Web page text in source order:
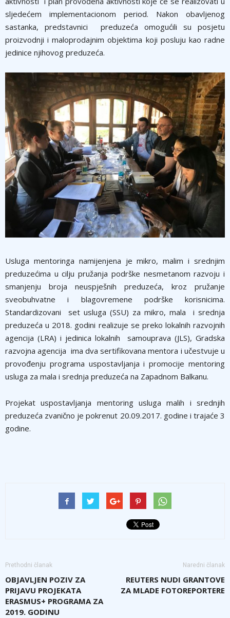
sljedećem implementacionom period. Nakon obavljenog
sastanka, predstavnici preduzeća omogućili su posjetu
proizvodnji i maloprodajnim objektima koji posluju kao radne
jedinice njihovog preduzeća.
Usluga mentoringa namijenjena je mikro, malim i srednjim
preduzećima u cilјu pružanja podrške nesmetanom razvoju i
smanjenju broja neuspješnih preduzeća, kroz pružanje
sveobuhvatne i blagovremene podrške korisnicima.
Standardizovani set usluga (SSU) za mikro, mala i srednja
preduzeća u 2018. godini realizuje se preko lokalnih razvojnih
agencija (LRA) i jedinica lokalnih samouprava (JLS), Gradska
razvojna agencija ima dva sertifikovana mentora i učestvuje u
provođenju programa uspostavljanja i promocije mentoring
usluga za mala i srednja preduzeća na Zapadnom Balkanu.
Projekat uspostavljanja mentoring usluga malih i srednjih
preduzeća zvanično je pokrenut 20.09.2017. godine i trajaće 3
godine.
Prethodni članak
OBJAVLJEN POZIV ZA
PRIJAVU PROJEKATA
ERASMUS+ PROGRAMA ZA
2019. GODINU
Naredni članak
REUTERS NUDI GRANTOVE
ZA MLADE FOTOREPORTERE